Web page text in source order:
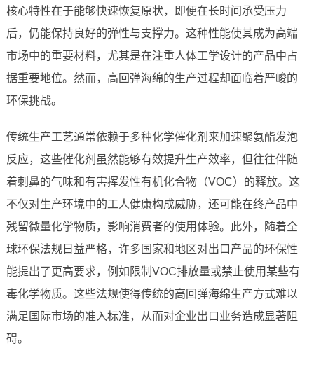
核心特性在于能够快速恢复原状，即便在长时间承受压力
后，仍能保持良好的弹性与支撑力。这种性能使其成为高端
市场中的重要材料，尤其是在注重人体工学设计的产品中占
据重要地位。然而，高回弹海绵的生产过程却面临着严峻的
环保挑战。
传统生产工艺通常依赖于多种化学催化剂来加速聚氨酯发泡
反应，这些催化剂虽然能够有效提升生产效率，但往往伴随
着刺鼻的气味和有害挥发性有机化合物（VOC）的释放。这
不仅对生产环境中的工人健康构成威胁，还可能在终产品中
残留微量化学物质，影响消费者的使用体验。此外，随着全
球环保法规日益严格，许多国家和地区对出口产品的环保性
能提出了更高要求，例如限制VOC排放量或禁止使用某些有
毒化学物质。这些法规使得传统的高回弹海绵生产方式难以
满足国际市场的准入标准，从而对企业出口业务造成显著阻
碍。